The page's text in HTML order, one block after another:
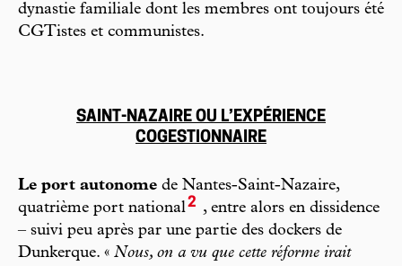
dynastie familiale dont les membres ont toujours été
CGTistes et communistes.
SAINT-NAZAIRE OU L’EXPÉRIENCE
COGESTIONNAIRE
Le port autonome de Nantes-Saint-Nazaire,
quatrième port national2 , entre alors en dissidence
– suivi peu après par une partie des dockers de
Dunkerque. « Nous, on a vu que cette réforme irait